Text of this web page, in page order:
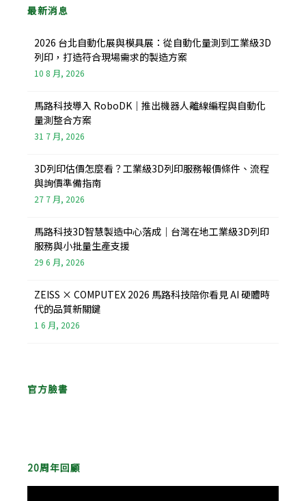
o
k
f
最新消息
2026 台北自動化展與模具展：從自動化量測到工業級3D
列印，打造符合現場需求的製造方案
10 8 月, 2026
馬路科技導入 RoboDK｜推出機器人離線編程與自動化
量測整合方案
31 7 月, 2026
3D列印估價怎麼看？工業級3D列印服務報價條件、流程
與詢價準備指南
27 7 月, 2026
馬路科技3D智慧製造中心落成｜台灣在地工業級3D列印
服務與小批量生產支援
29 6 月, 2026
ZEISS × COMPUTEX 2026 馬路科技陪你看見 AI 硬體時
代的品質新關鍵
1 6 月, 2026
官方臉書
20周年回顧